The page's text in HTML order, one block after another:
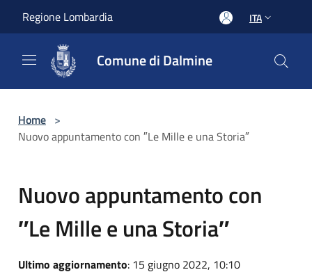
Regione Lombardia ITA
Comune di Dalmine
Home >
Nuovo appuntamento con ″Le Mille e una Storia″
Nuovo appuntamento con
″Le Mille e una Storia″
Ultimo aggiornamento: 15 giugno 2022, 10:10